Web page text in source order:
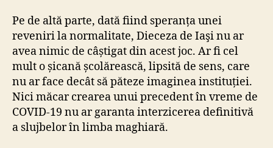
Pe de altă parte, dată fiind speranța unei
reveniri la normalitate, Dieceza de Iaşi nu ar
avea nimic de câștigat din acest joc. Ar fi cel
mult o șicană școlărească, lipsită de sens, care
nu ar face decât să păteze imaginea instituției.
Nici măcar crearea unui precedent în vreme de
COVID-19 nu ar garanta interzicerea definitivă
a slujbelor în limba maghiară.